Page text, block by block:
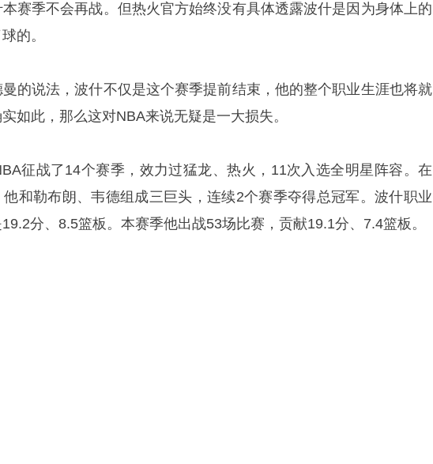
赛季不会再战。但热火官方始终没有具体透露波什是因为身体上的
的。
的说法，波什不仅是这个赛季提前结束，他的整个职业生涯也将就
如此，那么这对NBA来说无疑是一大损失。
征战了14个赛季，效力过猛龙、热火，11次入选全明星阵容。在
和勒布朗、韦德组成三巨头，连续2个赛季夺得总冠军。波什职业
分、8.5篮板。本赛季他出战53场比赛，贡献19.1分、7.4篮板。